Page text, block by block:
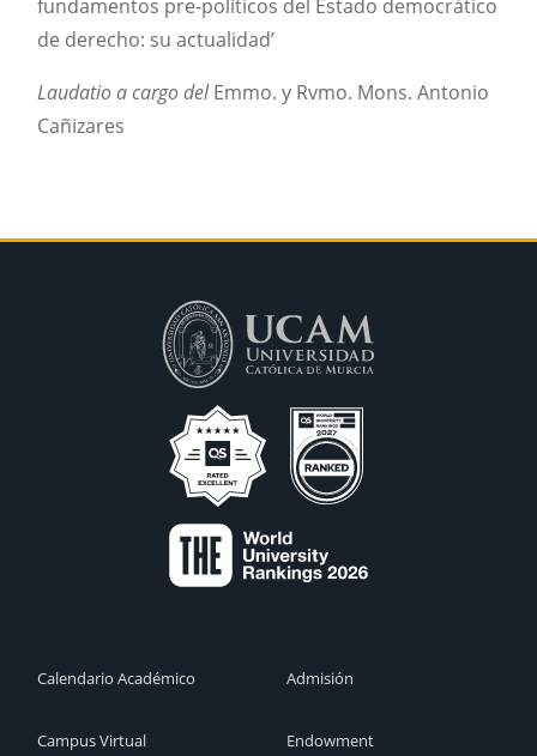
fundamentos pre-políticos del Estado democrático
de derecho: su actualidad’
Laudatio a cargo delEmmo. y Rvmo. Mons. Antonio
Cañizares
Calendario Académico
Campus Virtual
Admisión
Endowment